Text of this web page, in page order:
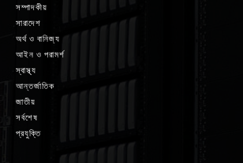
সম্পাদকীয়
সারাদেশ
অর্থ ও বানিজ্য
আইন ও পরামর্শ
স্বাস্থ্য
আন্তর্জাতিক
জাতীয়
সর্বশেষ
প্রযুক্তি